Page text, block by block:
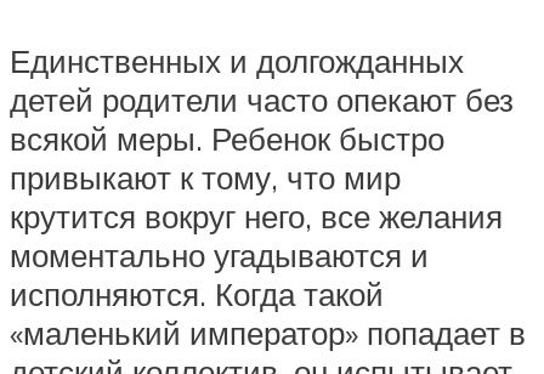
Единственных и долгожданных
детей родители часто опекают без
всякой меры. Ребенок быстро
привыкают к тому, что мир
крутится вокруг него, все желания
моментально угадываются и
исполняются. Когда такой
«маленький император» попадает в